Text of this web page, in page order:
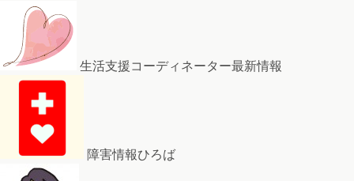
生活支援コーディネーター最新情報
障害情報ひろば